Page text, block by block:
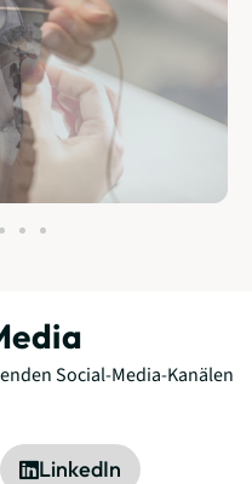
Social-Media-Kanälen
LinkedIn